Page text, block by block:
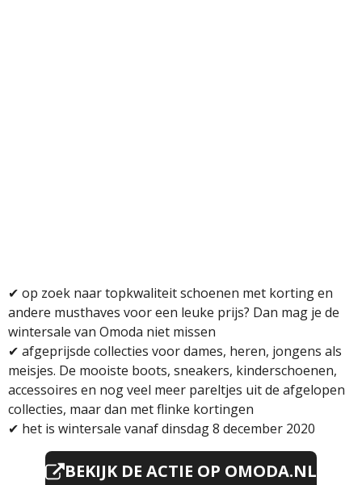
✔ op zoek naar topkwaliteit schoenen met korting en
andere musthaves voor een leuke prijs? Dan mag je de
wintersale van Omoda niet missen
✔ afgeprijsde collecties voor dames, heren, jongens als
meisjes. De mooiste boots, sneakers, kinderschoenen,
accessoires en nog veel meer pareltjes uit de afgelopen
collecties, maar dan met flinke kortingen
✔ het is wintersale vanaf dinsdag 8 december 2020
BEKIJK DE ACTIE OP OMODA.NL